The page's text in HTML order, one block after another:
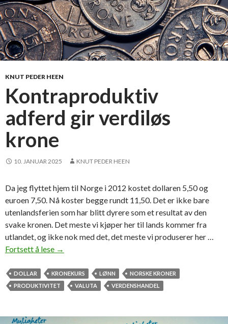
KNUT PEDER HEEN
Kontraproduktiv
adferd gir verdiløs
krone
10. JANUAR 2025 KNUT PEDER HEEN
Da jeg flyttet hjem til Norge i 2012 kostet dollaren 5,50 og
euroen 7,50. Nå koster begge rundt 11,50. Det er ikke bare
utenlandsferien som har blitt dyrere som et resultat av den
svake kronen. Det meste vi kjøper her til lands kommer fra
utlandet, og ikke nok med det, det meste vi produserer her …
Fortsett å lese K
n
t
→
DOLLAR KRONEKURS LØNN
NORSKE KRONER
PRODUKTIVITET
VALUTA VERDENSHANDEL